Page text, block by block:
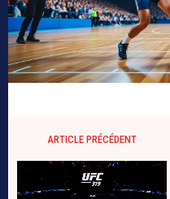
ARTICLE PRÉCÉDENT